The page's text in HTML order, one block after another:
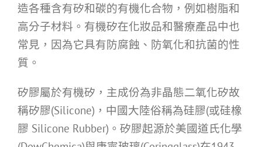
造各種含有矽和碳的有機化合物，例如樹脂和
高分子材料。有機矽在化妝品和醫療產品中也
常見，因為它具有防腐蝕、防氧化和抗菌的性
質。
矽膠屬於有機矽，主成份為非晶態二氧化矽故
稱矽膠(Silicone)，中國大陸俗稱為硅膠(或硅橡
膠 Silicone Rubber)。矽膠起源於美國道氏化學